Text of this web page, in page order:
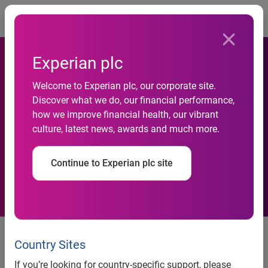
Experian plc
Welcome to Experian plc, our corporate site.
Discover what we do, our financial performance,
how we improve financial health, our vibrant
culture, latest news, awards and much more.
Continue to Experian plc site
Country Sites
If you’re looking for country-specific support, please
Gran Bretagna: sfiorano i 4,7
miliardi di sterline i debiti
non pagati dalle aziende che
chiudono senza fallire.
Milano, 20 dicembre 2012 – Experian, di riferimento nel
mondo nei servizi informativi per il credito, ha stimato in
ben4,7 miliardi di sterline l’anno (quasi 5,8 miliardi di